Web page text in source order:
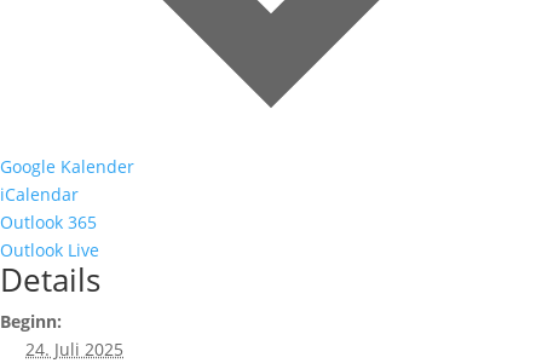
Google Kalender
iCalendar
Outlook 365
Outlook Live
Details
Beginn:
24. Juli 2025